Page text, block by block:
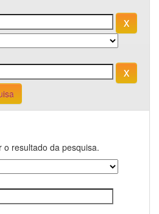
o resultado da pesquisa.